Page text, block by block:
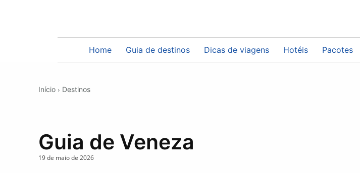
Home Guia de destinos Dicas de viagens Hotéis Pacotes
Início Destinos
Guia de Veneza
19 de maio de 2026